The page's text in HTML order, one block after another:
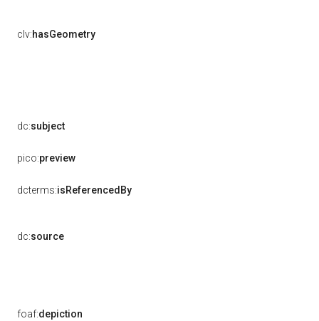
clv:hasGeometry
dc:subject
pico:preview
dcterms:isReferencedBy
dc:source
foaf:depiction